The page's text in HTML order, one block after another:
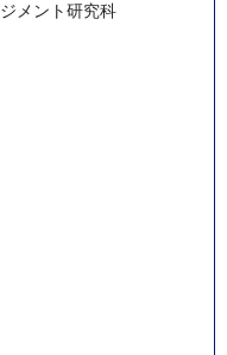
メント研究科